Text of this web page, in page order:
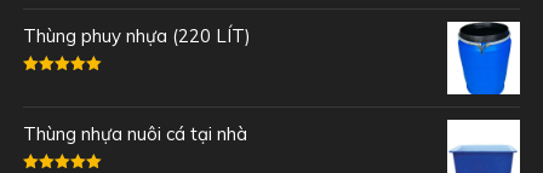
Thùng phuy nhựa (220 LÍT)
Thùng nhựa nuôi cá tại nhà